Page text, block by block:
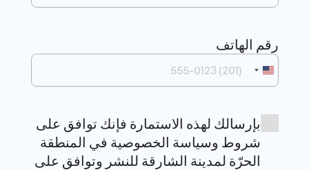
رقم الهاتف
الولايات
المتحدة
+1
شروط
وأحكام
بإرسالك لهذه الاستمارة فإنك توافق على
شروط وسياسة الخصوصية في المنطقة
الحرّة لمدينة الشارقة للنشر وتوافق على